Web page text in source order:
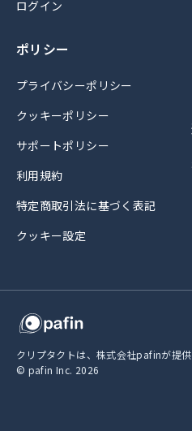
ログイン
ポリシー
プライバシーポリシー
クッキーポリシー
サポートポリシー
利用規約
特定商取引法に基づく表記
クッキー設定
クリプタクトは、株式会社pafinが提
© pafin Inc. 2026